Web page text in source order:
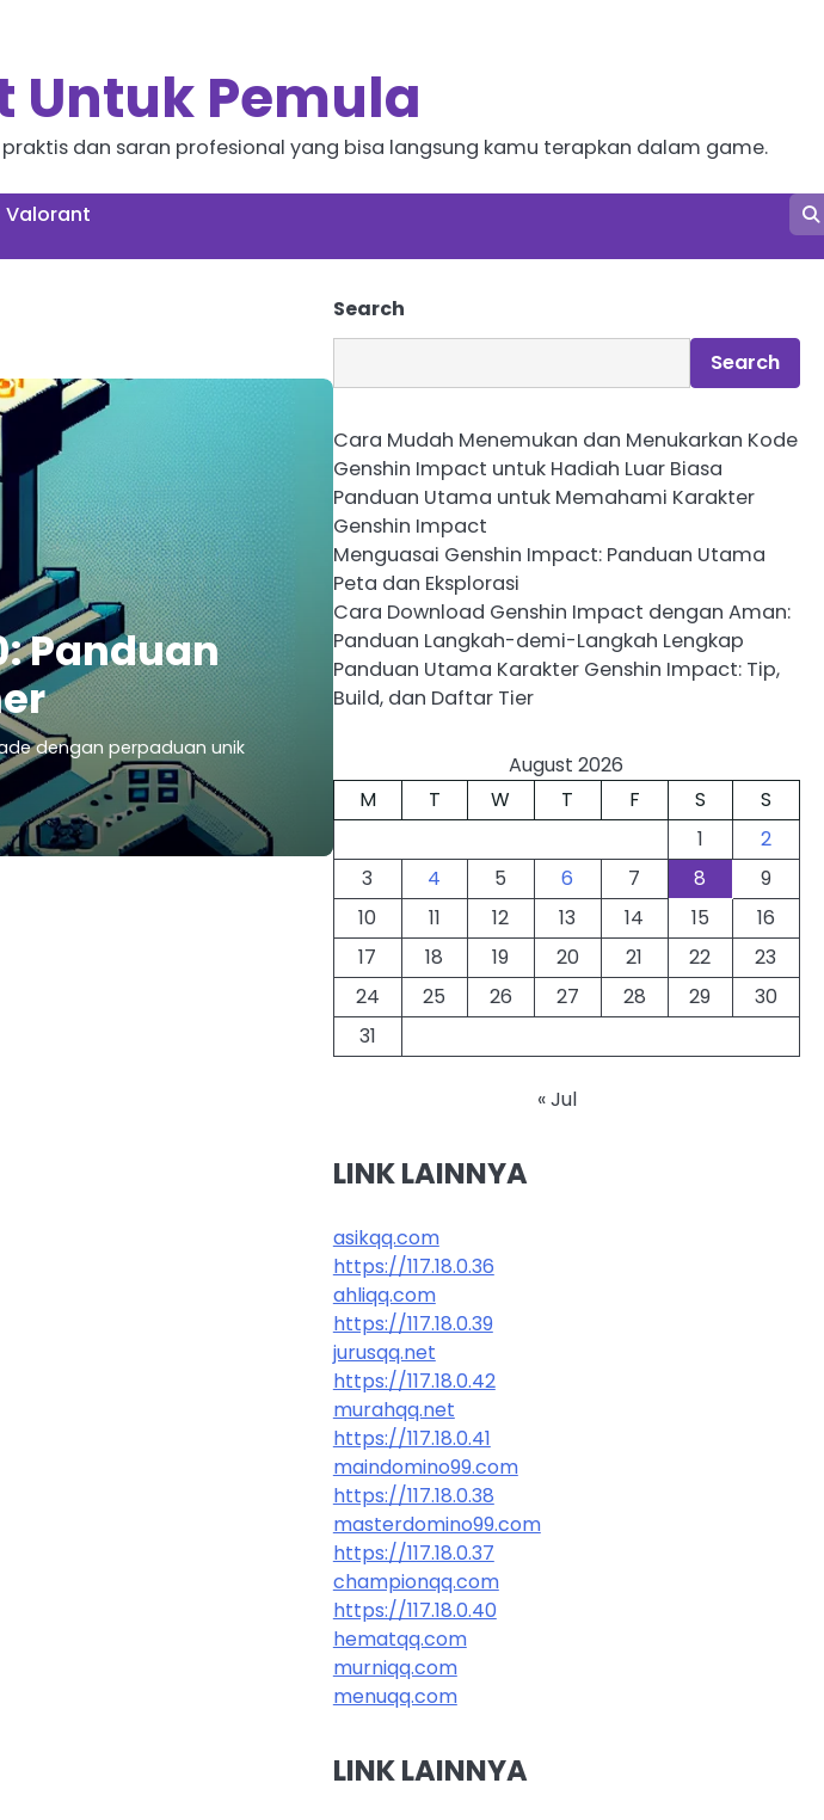
Untuk Pemula
dan saran profesional yang bisa langsung kamu terapkan dalam game.
Valorant
Panduan
dengan perpaduan unik
Search
Search
Cara Mudah Menemukan dan Menukarkan Kode
Genshin Impact untuk Hadiah Luar Biasa
Panduan Utama untuk Memahami Karakter
Genshin Impact
Menguasai Genshin Impact: Panduan Utama
Peta dan Eksplorasi
Cara Download Genshin Impact dengan Aman:
Panduan Langkah-demi-Langkah Lengkap
Panduan Utama Karakter Genshin Impact: Tip,
Build, dan Daftar Tier
August 2026
M
T W T F S
S
1
2
3
4 5 6 7 8
9
10
11 12 13 14 15
16
17
18 19 20 21 22
23
24
25 26 27 28 29
30
31
« Jul
LINK LAINNYA
asikqq.com
https://117.18.0.36
ahliqq.com
https://117.18.0.39
jurusqq.net
https://117.18.0.42
murahqq.net
https://117.18.0.41
maindomino99.com
https://117.18.0.38
masterdomino99.com
https://117.18.0.37
championqq.com
https://117.18.0.40
hematqq.com
murniqq.com
menuqq.com
LINK LAINNYA